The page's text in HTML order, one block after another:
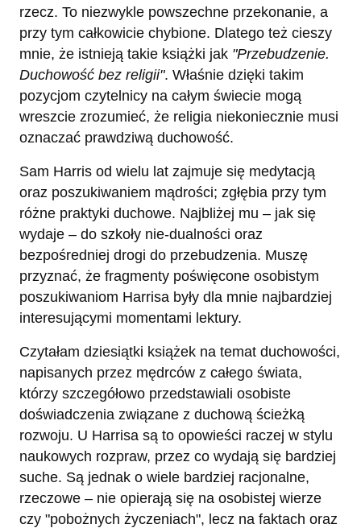
rzecz. To niezwykle powszechne przekonanie, a
przy tym całkowicie chybione. Dlatego też cieszy
mnie, że istnieją takie książki jak "Przebudzenie.
Duchowość bez religii". Właśnie dzięki takim
pozycjom czytelnicy na całym świecie mogą
wreszcie zrozumieć, że religia niekoniecznie musi
oznaczać prawdziwą duchowość.
Sam Harris od wielu lat zajmuje się medytacją
oraz poszukiwaniem mądrości; zgłębia przy tym
różne praktyki duchowe. Najbliżej mu – jak się
wydaje – do szkoły nie-dualności oraz
bezpośredniej drogi do przebudzenia. Muszę
przyznać, że fragmenty poświęcone osobistym
poszukiwaniom Harrisa były dla mnie najbardziej
interesującymi momentami lektury.
Czytałam dziesiątki książek na temat duchowości,
napisanych przez mędrców z całego świata,
którzy szczegółowo przedstawiali osobiste
doświadczenia związane z duchową ścieżką
rozwoju. U Harrisa są to opowieści raczej w stylu
naukowych rozpraw, przez co wydają się bardziej
suche. Są jednak o wiele bardziej racjonalne,
rzeczowe – nie opierają się na osobistej wierze
czy "pobożnych życzeniach", lecz na faktach oraz